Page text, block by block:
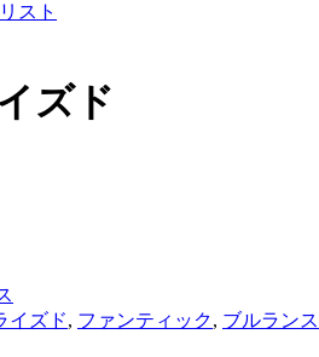
スト
ズド
イズド, ファンティック, ブルランス